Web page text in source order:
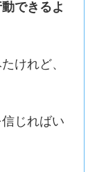
できるよ
けれど、
じればい